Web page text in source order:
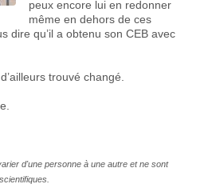
peux encore lui en redonner
même en dehors de ces
dire qu’il a obtenu son CEB avec
trouvé changé.
d'une personne à une autre et ne sont